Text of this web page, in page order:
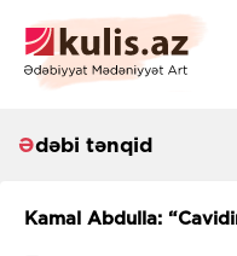
Ədəbi tənqid
Kamal Abdulla: